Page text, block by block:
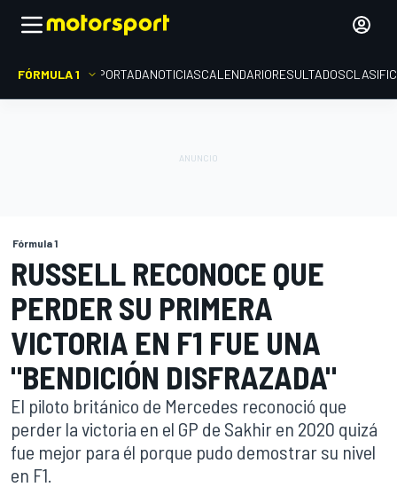
FÓRMULA 1 PORTADANOTICIASCALENDARIORESULTADOS
Fórmula 1
RUSSELL RECONOCE QUE
PERDER SU PRIMERA
VICTORIA EN F1 FUE UNA
"BENDICIÓN DISFRAZADA"
El piloto británico de Mercedes reconoció que
perder la victoria en el GP de Sakhir en 2020 quizá
fue mejor para él porque pudo demostrar su nivel
en F1.